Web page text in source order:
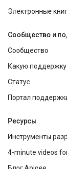
Электронные
Сообщество и
Сообщество
Какую
Статус
Портал
Ресурсы
Инструменты
4-minute videos